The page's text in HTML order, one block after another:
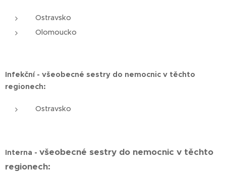
Ostravsko
Olomoucko
Infekční - všeobecné sestry do nemocnic v těchto
regionech:
Ostravsko
Interna - všeobecné sestry do nemocnic v těchto
regionech: